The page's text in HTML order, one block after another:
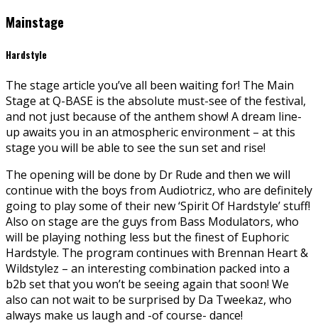
Mainstage
Hardstyle
The stage article you’ve all been waiting for! The Main
Stage at Q-BASE is the absolute must-see of the festival,
and not just because of the anthem show! A dream line-
up awaits you in an atmospheric environment – at this
stage you will be able to see the sun set and rise!
The opening will be done by Dr Rude and then we will
continue with the boys from Audiotricz, who are definitely
going to play some of their new ‘Spirit Of Hardstyle’ stuff!
Also on stage are the guys from Bass Modulators, who
will be playing nothing less but the finest of Euphoric
Hardstyle. The program continues with Brennan Heart &
Wildstylez – an interesting combination packed into a
b2b set that you won’t be seeing again that soon! We
also can not wait to be surprised by Da Tweekaz, who
always make us laugh and -of course- dance!